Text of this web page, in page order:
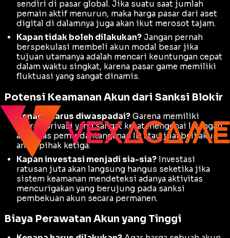
sendiri di pasar global. Jika suatu saat jumlah
pemain aktif menurun, maka harga pasar dari aset
digital di dalamnya juga akan ikut merosot tajam.
Kapan tidak boleh dilakukan? Jangan pernah
berspekulasi membeli akun modal besar jika
tujuan utamanya adalah mencari keuntungan cepat
dalam waktu singkat, karena pasar game memiliki
fluktuasi yang sangat dinamis.
Potensi Keamanan Akun dari Sanksi Blokir
Kenapa harus diwaspadai? Garena memiliki
aturan privasi yang sangat ketat mengenai larangan
aktivitas pemindahtanganan ID atau jual beli akun
antar pihak ketiga.
Kapan investasi menjadi sia-sia? Investasi
ratusan juta akan langsung hangus seketika jika
sistem keamanan mendeteksi adanya aktivitas
mencurigakan yang berujung pada sanksi
pembekuan akun secara permanen.
Biaya Perawatan Akun yang Tinggi